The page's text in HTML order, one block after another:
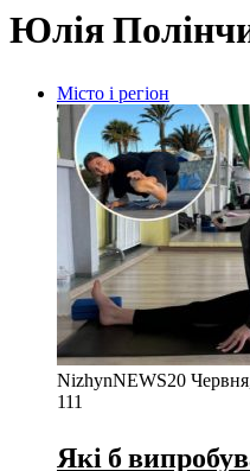
Юлія
Місто і регіон
NizhynNEWS20
111
Які б